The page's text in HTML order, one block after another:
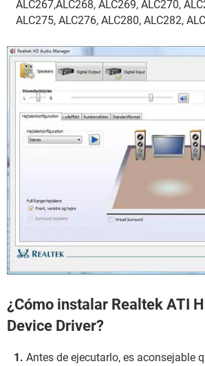
ALC267,ALC268, ALC269, ALC270,
ALC275, ALC276, ALC280, ALC282,
¿Cómo instalar Realtek ATI
Device Driver?
Antes de ejecutarlo, es aconsejable